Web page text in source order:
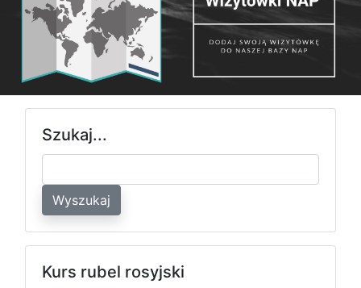
Szukaj...
Wyszukaj
Kurs rubel rosyjski